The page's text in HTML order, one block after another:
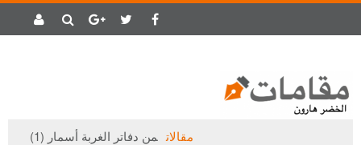
مقالات من دفاتر الغربة أسمار (1)